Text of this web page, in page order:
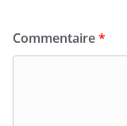
Commentaire*